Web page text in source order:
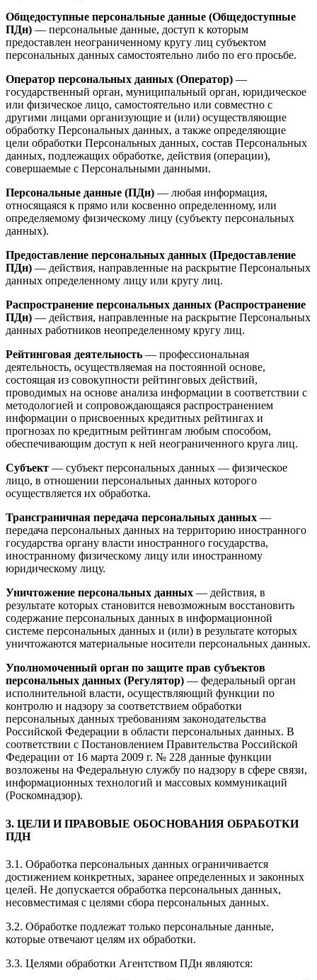
Общедоступные персональные данные (Общедоступные
ПДн) — персональные данные, доступ к которым
предоставлен неограниченному кругу лиц субъектом
персональных данных самостоятельно либо по его просьбе.
Оператор персональных данных (Оператор) —
государственный орган, муниципальный орган, юридическое
или физическое лицо, самостоятельно или совместно с
другими лицами организующие и (или) осуществляющие
обработку Персональных данных, а также определяющие
цели обработки Персональных данных, состав Персональных
данных, подлежащих обработке, действия (операции),
совершаемые с Персональными данными.
Персональные данные (ПДн) — любая информация,
относящаяся к прямо или косвенно определенному, или
определяемому физическому лицу (субъекту персональных
данных).
Предоставление персональных данных (Предоставление
ПДн) — действия, направленные на раскрытие Персональных
данных определенному лицу или кругу лиц.
Распространение персональных данных (Распространение
ПДн) — действия, направленные на раскрытие Персональных
данных работников неопределенному кругу лиц.
Рейтинговая деятельность — профессиональная
деятельность, осуществляемая на постоянной основе,
состоящая из совокупности рейтинговых действий,
проводимых на основе анализа информации в соответствии с
методологией и сопровождающаяся распространением
информации о присвоенных кредитных рейтингах и
прогнозах по кредитным рейтингам любым способом,
обеспечивающим доступ к ней неограниченного круга лиц.
Субъект — субъект персональных данных — физическое
лицо, в отношении персональных данных которого
осуществляется их обработка.
Трансграничная передача персональных данных —
передача персональных данных на территорию иностранного
государства органу власти иностранного государства,
иностранному физическому лицу или иностранному
юридическому лицу.
Уничтожение персональных данных — действия, в
результате которых становится невозможным восстановить
содержание персональных данных в информационной
системе персональных данных и (или) в результате которых
уничтожаются материальные носители персональных данных.
Уполномоченный орган по защите прав субъектов
персональных данных (Регулятор) — федеральный орган
исполнительной власти, осуществляющий функции по
контролю и надзору за соответствием обработки
персональных данных требованиям законодательства
Российской Федерации в области персональных данных. В
соответствии с Постановлением Правительства Российской
Федерации от 16 марта 2009 г. № 228 данные функции
возложены на Федеральную службу по надзору в сфере связи,
информационных технологий и массовых коммуникаций
(Роскомнадзор).
3. ЦЕЛИ И ПРАВОВЫЕ ОБОСНОВАНИЯ ОБРАБОТКИ
ПДН
3.1. Обработка персональных данных ограничивается
достижением конкретных, заранее определенных и законных
целей. Не допускается обработка персональных данных,
несовместимая с целями сбора персональных данных.
3.2. Обработке подлежат только персональные данные,
которые отвечают целям их обработки.
3.3. Целями обработки Агентством ПДн являются: